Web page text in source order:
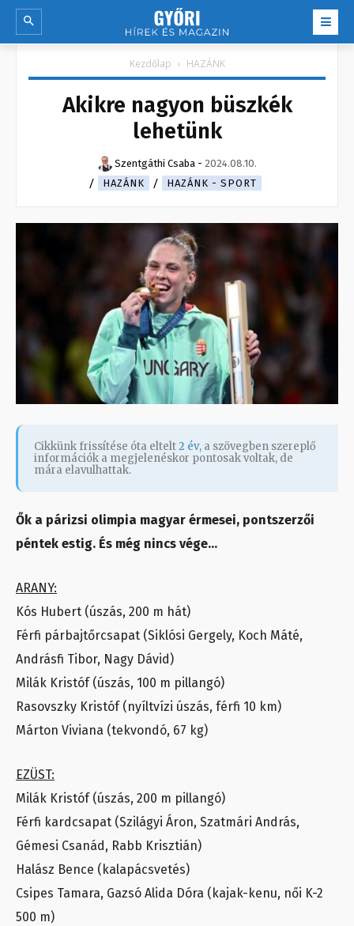
Kezdőlap HAZÁNK
Akikre nagyon büszkék
lehetünk
Szentgáthi Csaba - 2024.08.10.
HAZÁNK
HAZÁNK - SPORT
Cikkünk frissítése óta eltelt2 év, a szövegben szereplő
információk a megjelenéskor pontosak voltak, de
mára elavulhattak.
Ők a párizsi olimpia magyar érmesei, pontszerzői
péntek estig. És még nincs vége…
ARANY:
Kós Hubert (úszás, 200 m hát)
Férfi párbajtőrcsapat (Siklósi Gergely, Koch Máté,
Andrásfi Tibor, Nagy Dávid)
Milák Kristóf (úszás, 100 m pillangó)
Rasovszky Kristóf (nyíltvízi úszás, férfi 10 km)
Márton Viviana (tekvondó, 67 kg)
EZÜST:
Milák Kristóf (úszás, 200 m pillangó)
Férfi kardcsapat (Szilágyi Áron, Szatmári András,
Gémesi Csanád, Rabb Krisztián)
Halász Bence (kalapácsvetés)
Csipes Tamara, Gazsó Alida Dóra (kajak-kenu, női K-2
500 m)